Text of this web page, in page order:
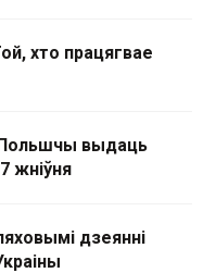
хто працягвае
Польшчы выдаць
жніўня
дзеянні